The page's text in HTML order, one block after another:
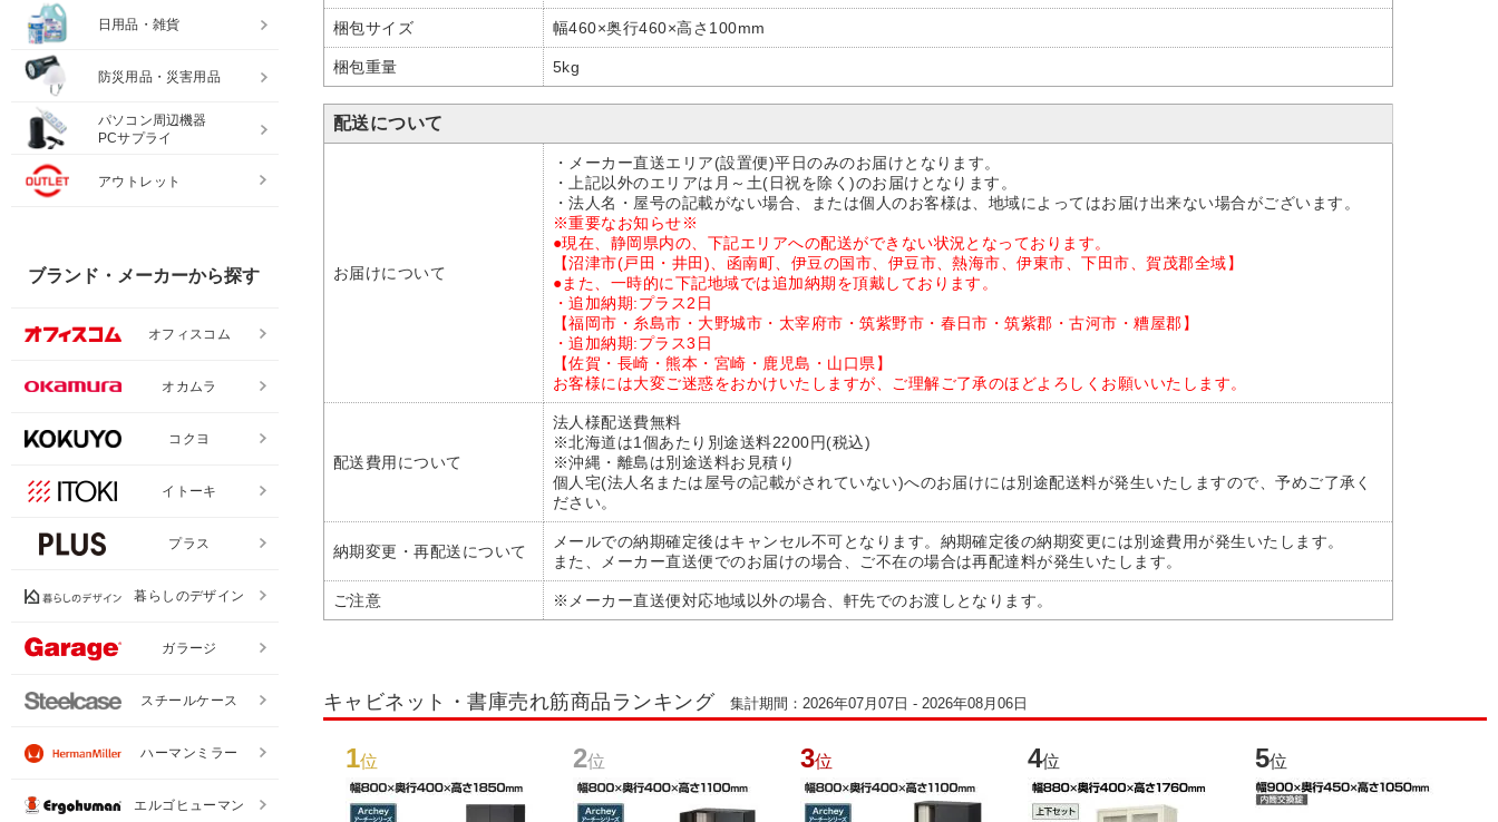
梱包サイズ 幅460×奥行460×高さ100mm
梱包重量 5kg
配送について
お届けについて
・メーカー直送エリア(設置便)平日のみのお届けとなります。
・上記以外のエリアは月～土(日祝を除く)のお届けとなります。
・法人名・屋号の記載がない場合、または個人のお客様は、地域によってはお届け出来ない場合がございます。
※重要なお知らせ※
●現在、静岡県内の、下記エリアへの配送ができない状況となっております。
【沼津市(戸田・井田)、函南町、伊豆の国市、伊豆市、熱海市、伊東市、下田市、賀茂郡全域】
●また、一時的に下記地域では追加納期を頂戴しております。
・追加納期:プラス2日
【福岡市・糸島市・大野城市・太宰府市・筑紫野市・春日市・筑紫郡・古河市・糟屋郡】
・追加納期:プラス3日
【佐賀・長崎・熊本・宮崎・鹿児島・山口県】
お客様には大変ご迷惑をおかけいたしますが、ご理解ご了承のほどよろしくお願いいたします。
配送費用について
法人様配送費無料
※北海道は1個あたり別途送料2200円(税込)
※沖縄・離島は別途送料お見積り
個人宅(法人名または屋号の記載がされていない)へのお届けには別途配送料が発生いたしますので、予めご了承く
ださい。
納期変更・再配送について
メールでの納期確定後はキャンセル不可となります。納期確定後の納期変更には別途費用が発生いたします。
また、メーカー直送便でのお届けの場合、ご不在の場合は再配達料が発生いたします。
ご注意 ※メーカー直送便対応地域以外の場合、軒先でのお渡しとなります。
キャビネット・書庫売れ筋商品ランキング 集計期間：2026年07月07日 - 2026年08月06日
1位 2位 3位 4位 5位
日用品・雑貨
防災用品・災害用品
パソコン周辺機器
PCサプライ
アウトレット
ブランド・メーカーから探す
オフィスコム
オカムラ
コクヨ
イトーキ
プラス
暮らしのデザイン
ガラージ
スチールケース
ハーマンミラー
エルゴヒューマン